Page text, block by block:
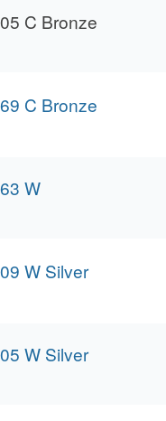
C Bronze
C Bronze
W
W Silver
W Silver